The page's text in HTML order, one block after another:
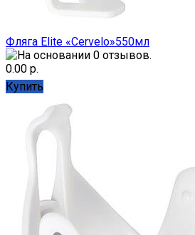
Фляга Elite «Cervelo»550мл
0.00 р.
Купить